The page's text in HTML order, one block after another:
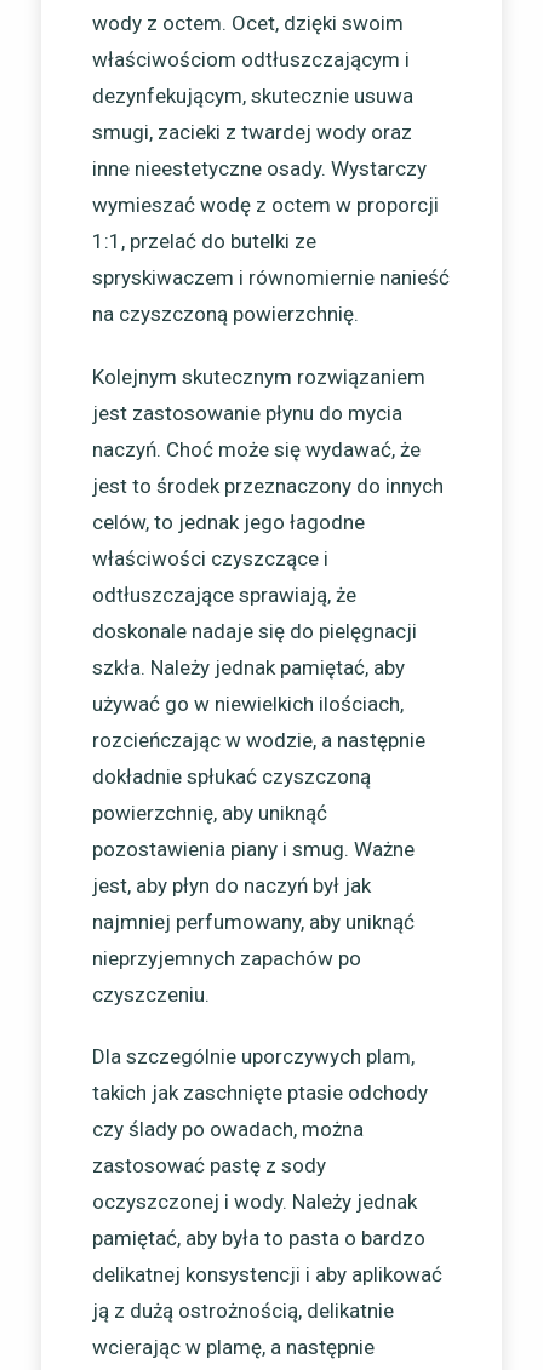
wody z octem. Ocet, dzięki swoim
właściwościom odtłuszczającym i
dezynfekującym, skutecznie usuwa
smugi, zacieki z twardej wody oraz
inne nieestetyczne osady. Wystarczy
wymieszać wodę z octem w proporcji
1:1, przelać do butelki ze
spryskiwaczem i równomiernie nanieść
na czyszczoną powierzchnię.
Kolejnym skutecznym rozwiązaniem
jest zastosowanie płynu do mycia
naczyń. Choć może się wydawać, że
jest to środek przeznaczony do innych
celów, to jednak jego łagodne
właściwości czyszczące i
odtłuszczające sprawiają, że
doskonale nadaje się do pielęgnacji
szkła. Należy jednak pamiętać, aby
używać go w niewielkich ilościach,
rozcieńczając w wodzie, a następnie
dokładnie spłukać czyszczoną
powierzchnię, aby uniknąć
pozostawienia piany i smug. Ważne
jest, aby płyn do naczyń był jak
najmniej perfumowany, aby uniknąć
nieprzyjemnych zapachów po
czyszczeniu.
Dla szczególnie uporczywych plam,
takich jak zaschnięte ptasie odchody
czy ślady po owadach, można
zastosować pastę z sody
oczyszczonej i wody. Należy jednak
pamiętać, aby była to pasta o bardzo
delikatnej konsystencji i aby aplikować
ją z dużą ostrożnością, delikatnie
wcierając w plamę, a następnie